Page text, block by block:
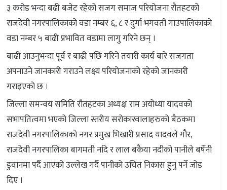
३ करोड भन्दा बढी बजेट रहेको सजग समाज परियोजना रौतहटको
राजदेवी नगरपालिकाको वडा नम्बर ६, ८ र दुर्गा भगवती गाउपालिकाको
वडा नम्बर ५ बाढी प्रभावित वडामा लागु गरिने छन् ।
बाढी आउनुभन्दा पूर्व र बाढी पछि गरिने तयारी कार्य बारे सजगता
अपनाउने जानकारी गराउने लक्ष्य परियोजनाको रहेको जानकारी
गराइएको छ ।
जिल्ला समन्वय समिति रौतहटका अध्यक्ष राम अयोध्या यादवको
सभापतित्वमा भएको जिल्ला स्तरीय सरोकारवालाहरुको बैठकमा
राजदेवी नगरपालिकाको नगर प्रमुख भिखारी प्रसाद यादवले गौर,
राजदेवी नगरपालिका बागमती नदि र लाल बकैया नदीको पानीले बर्षेनी
डुवानमा पर्दै आएको उल्लेख गर्दै पानीको उचित निकास हुनु पर्ने जोड
दिए ।